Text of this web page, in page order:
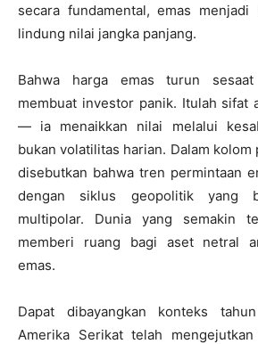
secara fundamental, emas menjadi
lindung nilai jangka panjang.
Bahwa harga emas turun
membuat investor panik. Itulah sifat
— ia menaikkan nilai melalui
bukan volatilitas harian. Dalam kolom
disebutkan bahwa tren permintaan
dengan siklus geopolitik yang
multipolar. Dunia yang semakin
memberi ruang bagi aset netral
emas.
Dapat dibayangkan konteks
Amerika Serikat telah